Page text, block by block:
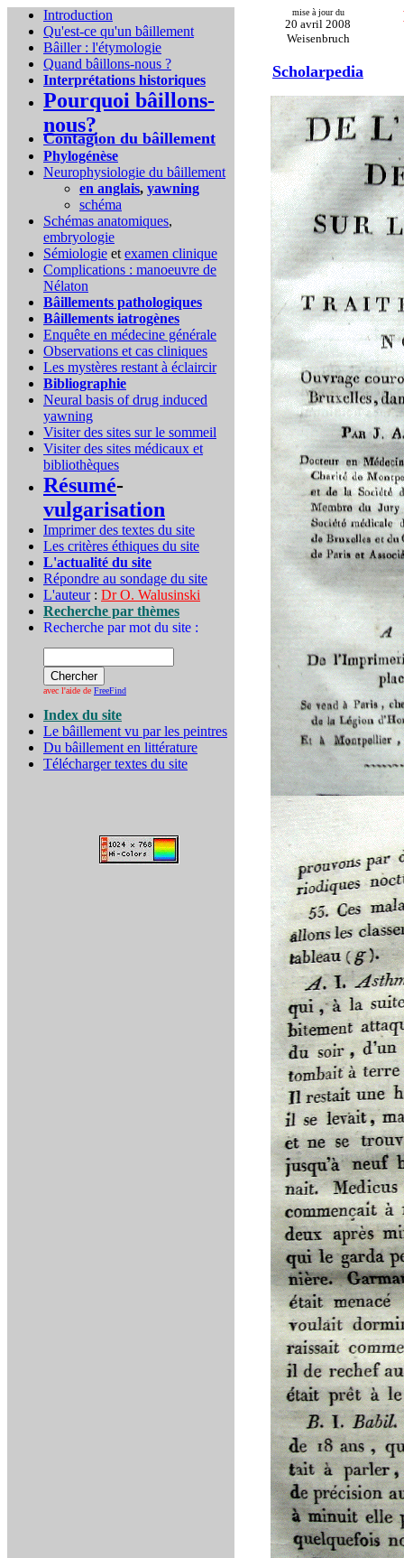
Introduction
Qu'est-ce qu'un bâillement
Bâiller : l'étymologie
Quand bâillons-nous ?
Interprétations historiques
Pourquoi bâillons-
nous?
Contagion du bâillement
Phylogénèse
Neurophysiologie du bâillement
en anglais, yawning
schéma
Schémas anatomiques,
embryologie
Sémiologie et examen clinique
Complications : manoeuvre de
Nélaton
Bâillements pathologiques
Bâillements iatrogènes
Enquête en médecine générale
Observations et cas cliniques
Les mystères restant à éclaircir
Bibliographie
Neural basis of drug induced
yawning
Visiter des sites sur le sommeil
Visiter des sites médicaux et
bibliothèques
Résumé-
vulgarisation
Imprimer des textes du site
Les critères éthiques du site
L'actualité du site
Répondre au sondage du site
L'auteur: Dr O. Walusinski
Recherche par thèmes
Recherche par mot du site :
avec l'aide de FreeFind
Index du site
Le bâillement vu par les peintres
Du bâillement en littérature
Télécharger textes du site
mise à jour du
20 avril 2008
Weisenbruch
Scholarpedia